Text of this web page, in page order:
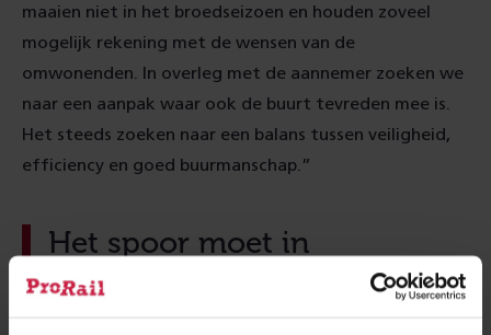
maaien niet in het broedseizoen en houden zoveel
mogelijk rekening met de wensen van de
omwonenden. In overleg met de aannemer zoeken we
naar een aanpak waar ook de buurt tevreden mee is.
Het steeds zoeken naar een balans tussen veiligheid,
efficiency en goed buurmanschap.”
Het spoor moet in
topconditie zijn. Alleen dan